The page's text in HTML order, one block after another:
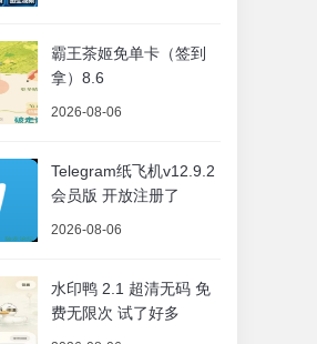
霸王茶姬免单卡（签到
拿）8.6
2026-08-06
Telegram纸飞机v12.9.2
会员版 开放注册了
2026-08-06
水印鸭 2.1 超清无码 免
费无限次 试了好多